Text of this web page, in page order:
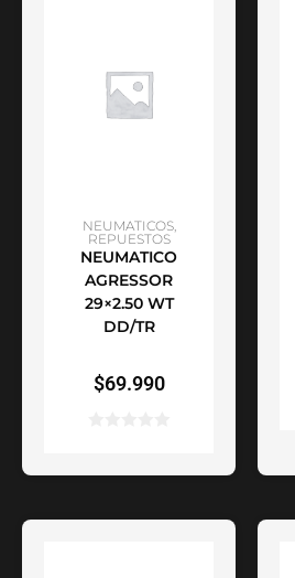
AÑADIR AL CARRITO
NEUMATICOS,
REPUESTOS
NEUMATICO
AGRESSOR
29×2.50 WT
DD/TR
$69.990